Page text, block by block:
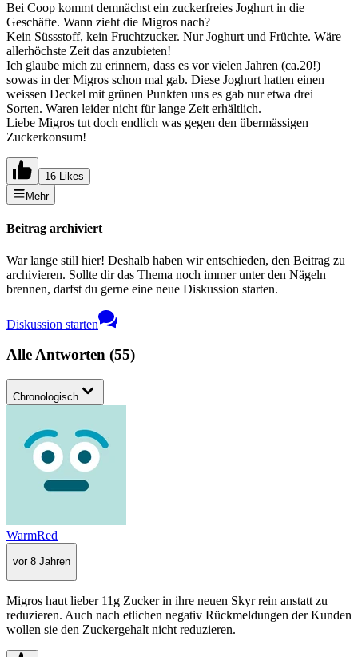
Bei Coop kommt demnächst ein zuckerfreies Joghurt in die
Geschäfte. Wann zieht die Migros nach?
Kein Süssstoff, kein Fruchtzucker. Nur Joghurt und Früchte. Wäre
allerhöchste Zeit das anzubieten!
Ich glaube mich zu erinnern, dass es vor vielen Jahren (ca.20!)
sowas in der Migros schon mal gab. Diese Joghurt hatten einen
weissen Deckel mit grünen Punkten uns es gab nur etwa drei
Sorten. Waren leider nicht für lange Zeit erhältlich.
Liebe Migros tut doch endlich was gegen den übermässigen
Zuckerkonsum!
16 Likes
Mehr
Beitrag archiviert
War lange still hier! Deshalb haben wir entschieden, den Beitrag zu
archivieren. Sollte dir das Thema noch immer unter den Nägeln
brennen, darfst du gerne eine neue Diskussion starten.
Diskussion starten
Alle Antworten (55)
Chronologisch
WarmRed
vor 8 Jahren
Migros haut lieber 11g Zucker in ihre neuen Skyr rein anstatt zu
reduzieren. Auch nach etlichen negativ Rückmeldungen der Kunden
wollen sie den Zuckergehalt nicht reduzieren.